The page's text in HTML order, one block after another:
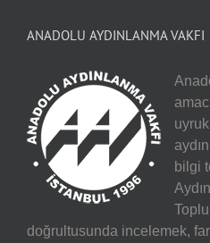
ANADOLU AYDINLANMA VAKFI
uyruk
bilgi
doğrultusunda incelemek,